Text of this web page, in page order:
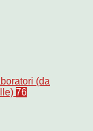
(da
76